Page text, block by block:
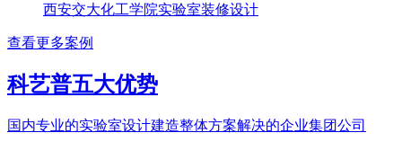
西安交大化工学院实验室装修设计
查看更多案例
科艺普五大优势
国内专业的实验室设计建造整体方案解决的企业集团公司